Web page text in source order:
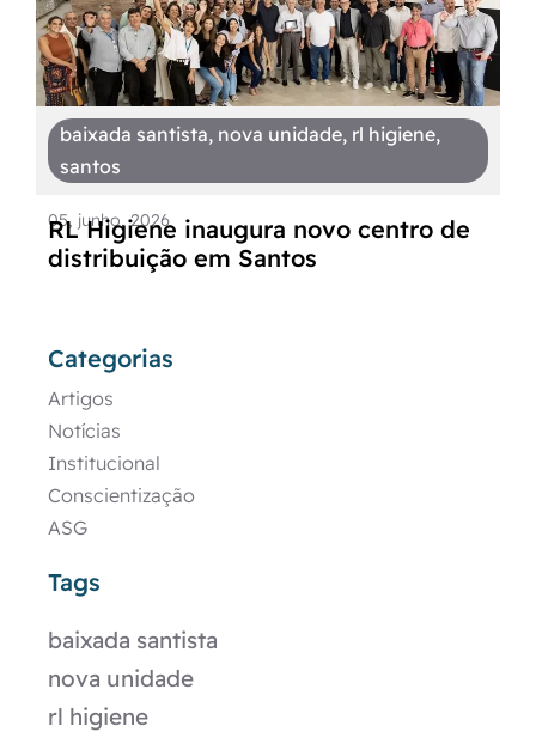
Categorias
Artigos
Notícias
Institucional
Conscientização
ASG
Tags
baixada santista
nova unidade
rl higiene
baixada santista, nova unidade, rl higiene,
santos
05, junho, 2026
RL Higiene inaugura novo centro de
distribuição em Santos